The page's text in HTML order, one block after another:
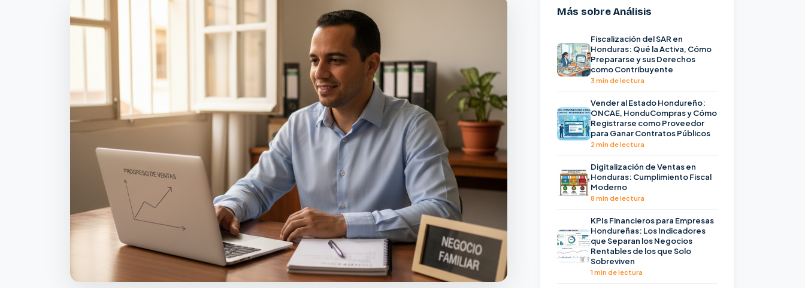
Más sobre Análisis
Fiscalización del SAR en
Honduras: Qué la Activa, Cómo
Prepararse y sus Derechos
como Contribuyente
3 min de lectura
Vender al Estado Hondureño:
ONCAE, HonduCompras y Cómo
Registrarse como Proveedor
para Ganar Contratos Públicos
2 min de lectura
Digitalización de Ventas en
Honduras: Cumplimiento Fiscal
Moderno
8 min de lectura
KPIs Financieros para Empresas
Hondureñas: Los Indicadores
que Separan los Negocios
Rentables de los que Solo
Sobreviven
1 min de lectura